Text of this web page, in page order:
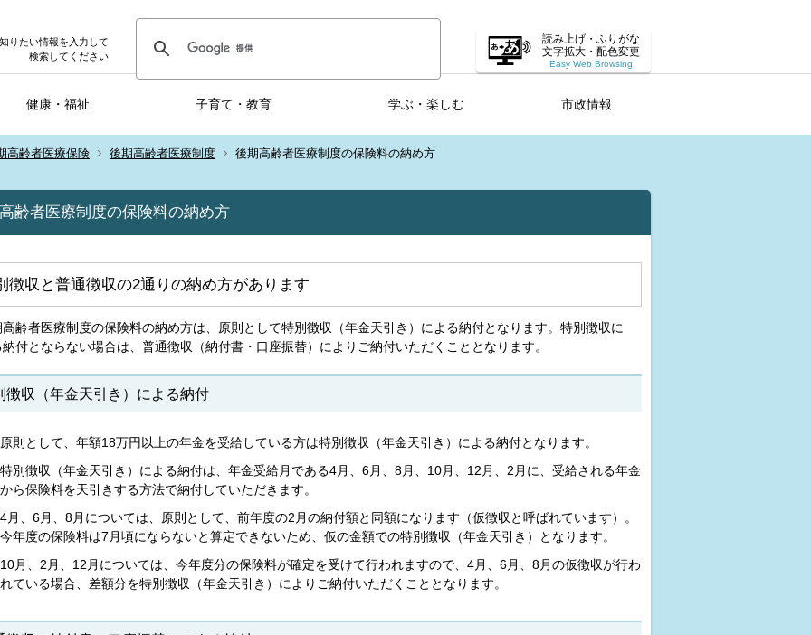
りたい情報を入力して
検索してください
読み上げ・ふりがな
文字拡大・配色変更
Easy Web Browsing
健康・福祉 子育て・教育 学ぶ・楽しむ 市政情報
高齢者医療保険 後期高齢者医療制度 後期高齢者医療制度の保険料の納め方
齢者医療制度の保険料の納め方
徴収と普通徴収の2通りの納め方があります
高齢者医療制度の保険料の納め方は、原則として特別徴収（年金天引き）による納付となります。特別徴収に
付とならない場合は、普通徴収（納付書・口座振替）によりご納付いただくこととなります。
徴収（年金天引き）による納付
原則として、年額18万円以上の年金を受給している方は特別徴収（年金天引き）による納付となります。
特別徴収（年金天引き）による納付は、年金受給月である4月、6月、8月、10月、12月、2月に、受給される年金
から保険料を天引きする方法で納付していただきます。
4月、6月、8月については、原則として、前年度の2月の納付額と同額になります（仮徴収と呼ばれています）。
今年度の保険料は7月頃にならないと算定できないため、仮の金額での特別徴収（年金天引き）となります。
10月、2月、12月については、今年度分の保険料が確定を受けて行われますので、4月、6月、8月の仮徴収が行わ
れている場合、差額分を特別徴収（年金天引き）によりご納付いただくこととなります。